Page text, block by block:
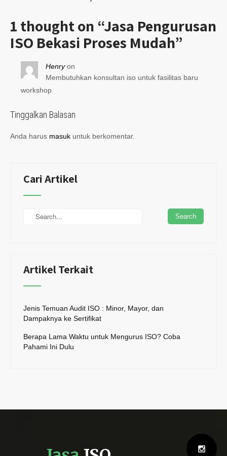
1 thought on “Jasa Pengurusan
ISO Bekasi Proses Mudah”
Henryon
Membutuhkan konsultan iso untuk fasilitas baru
workshop
Tinggalkan Balasan
Anda harus masuk untuk berkomentar.
Cari Artikel
Artikel Terkait
Jenis Temuan Audit ISO : Minor, Mayor, dan
Dampaknya ke Sertifikat
Berapa Lama Waktu untuk Mengurus ISO? Coba
Pahami Ini Dulu